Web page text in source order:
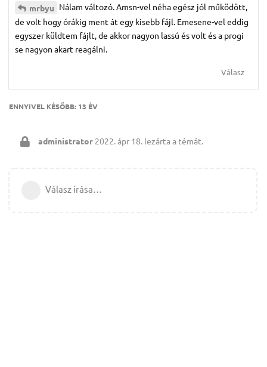
mrbyu Nálam változó. Amsn-vel néha egész jól működött,
de volt hogy órákig ment át egy kisebb fájl. Emesene-vel eddig
egyszer küldtem fájlt, de akkor nagyon lassú és volt és a progi
se nagyon akart reagálni.
Válasz
ENNYIVEL KÉSŐBB: 13 ÉV
administrator 2022. ápr 18. lezárta a témát.
Válasz írása…